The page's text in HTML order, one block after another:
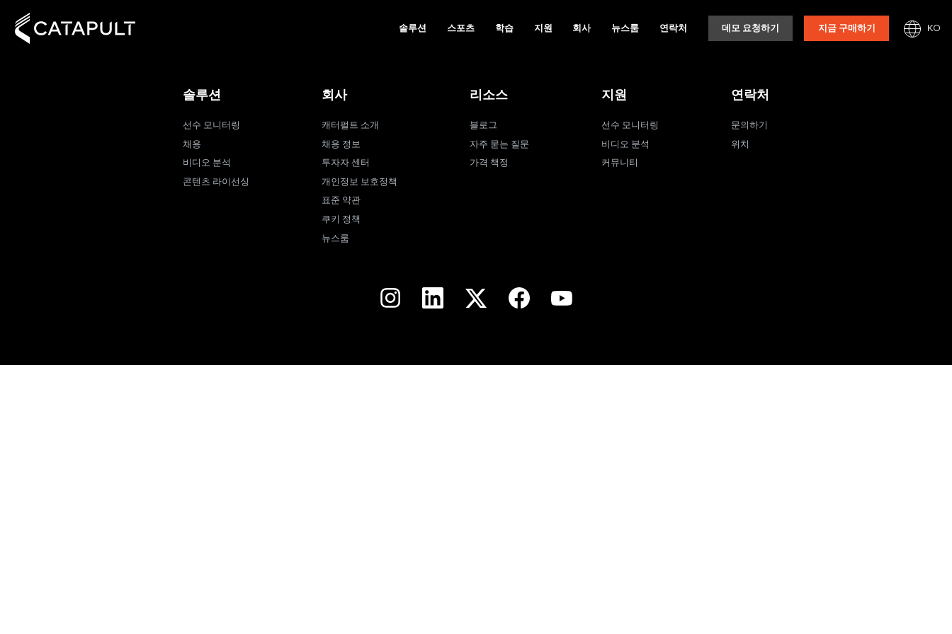
솔루션 스포츠 학습 지원 회사 뉴스룸 연락처 데모 요청하기 지금 구매하기 KO
솔루션
선수 모니터링
채용
비디오 분석
콘텐츠 라이선싱
회사
캐터펄트 소개
채용 정보
투자자 센터
개인정보 보호정책
표준 약관
쿠키 정책
뉴스룸
리소스
블로그
자주 묻는 질문
가격 책정
지원
선수 모니터링
비디오 분석
커뮤니티
연락처
문의하기
위치